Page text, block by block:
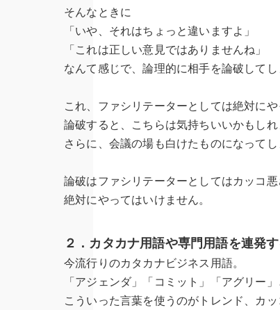
そんなときに
「いや、それはちょっと違いますよ」
「これは正しい意見ではありませんね」
なんて感じで、論理的に相手を論破してし
これ、ファシリテーターとしては絶対にや
論破すると、こちらは気持ちいいかもし
さらに、会議の場も白けたものになってし
論破はファシリテーターとしてはカッコ悪
絶対にやってはいけません。
２．カタカナ用語や専門用語を連発
今流行りのカタカナビジネス用語。
「アジェンダ」「コミット」「アグリー
こういった言葉を使うのがトレンド、カ